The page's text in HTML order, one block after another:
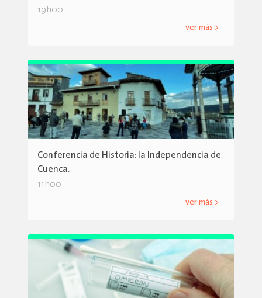
19h00
ver más >
Conferencia de Historia: la Independencia de
Cuenca.
11h00
ver más >